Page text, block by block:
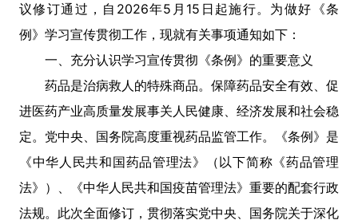
议修订通过，自2026年5月15日起施行。为做好《条
例》学习宣传贯彻工作，现就有关事项通知如下：
一、充分认识学习宣传贯彻《条例》的重要意义
药品是治病救人的特殊商品。保障药品安全有效、促
进医药产业高质量发展事关人民健康、经济发展和社会稳
定。党中央、国务院高度重视药品监管工作。《条例》是
《中华人民共和国药品管理法》（以下简称《药品管理
法》）、《中华人民共和国疫苗管理法》重要的配套行政
法规。此次全面修订，贯彻落实党中央、国务院关于深化